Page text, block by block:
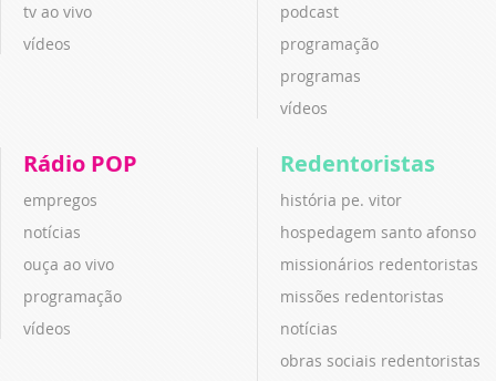
tv ao vivo
vídeos
podcast
programação
programas
vídeos
Rádio POP
empregos
notícias
ouça ao vivo
programação
vídeos
Redentoristas
história pe. vitor
hospedagem santo afonso
missionários redentoristas
missões redentoristas
notícias
obras sociais redentoristas